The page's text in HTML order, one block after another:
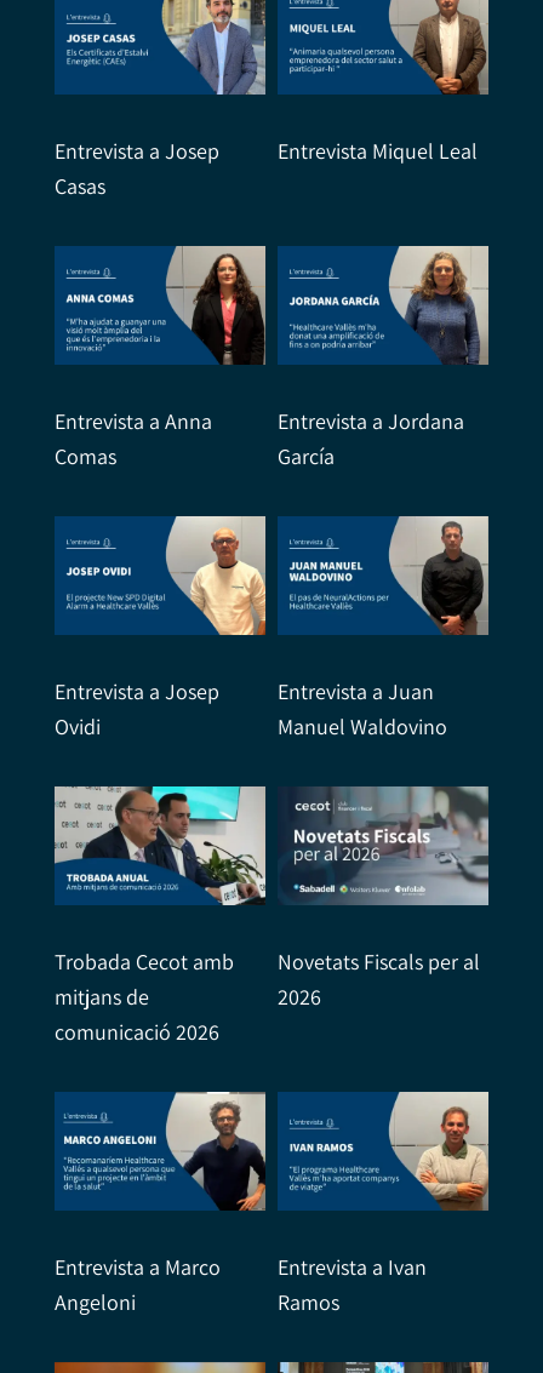
Entrevista a Josep
Casas
Entrevista Miquel Leal
Entrevista a Anna
Comas
Entrevista a Jordana
García
Entrevista a Josep
Ovidi
Entrevista a Juan
Manuel Waldovino
Trobada Cecot amb
mitjans de
comunicació 2026
Novetats Fiscals per al
2026
Entrevista a Marco
Angeloni
Entrevista a Ivan
Ramos